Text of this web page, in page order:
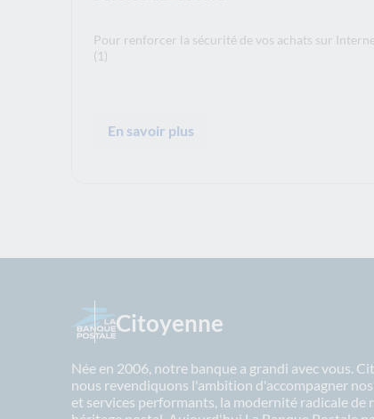
Pour renforcer la sécurité de vos achats sur
(1)
En savoir plus
Citoyenne
Née en 2006, notre banque a grandi avec vous.
nous revendiquons l'ambition d'accompagner
et services performants, la modernité radicale